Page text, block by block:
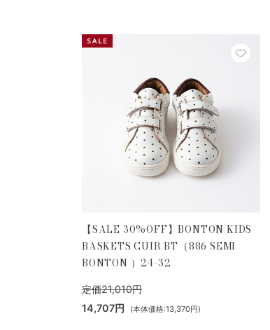
【SALE 30%OFF】BONTON KIDS
BASKETS CUIR BT（886 SEMI
BONTON ）24-32
定価21,010円
14,707円
(本体価格:13,370円)